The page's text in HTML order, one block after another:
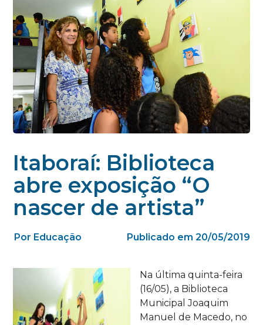
Itaboraí: Biblioteca
abre exposição “O
nascer de artista”
Por Educação Publicado em 20/05/2019
Na última quinta-feira
(16/05), a Biblioteca
Municipal Joaquim
Manuel de Macedo, no